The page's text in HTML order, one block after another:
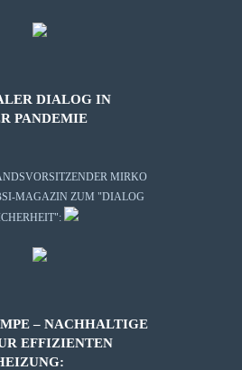
DIALOG IN
PANDEMIE
MIRKO
MAGAZIN ZUM "DIALOG
– NACHHALTIGE
EFFIZIENTEN